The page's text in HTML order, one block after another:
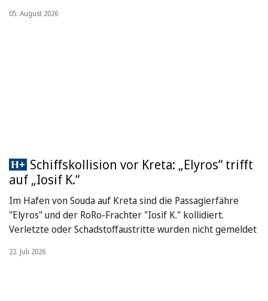
05. August 2026
Schiffskollision vor Kreta: „Elyros“ trifft
auf „Iosif K.“
Im Hafen von Souda auf Kreta sind die Passagierfähre
"Elyros" und der RoRo-Frachter "Iosif K." kollidiert.
Verletzte oder Schadstoffaustritte wurden nicht gemeldet
22. Juli 2026